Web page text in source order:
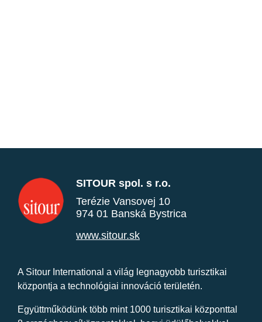
SITOUR spol. s r.o.
Terézie Vansovej 10
974 01 Banská Bystrica
www.sitour.sk
A Sitour International a világ legnagyobb turisztikai
központja a technológiai innováció területén.
Együttműködünk több mint 1000 turisztikai központtal